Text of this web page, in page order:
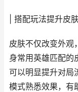
| 搭配玩法提升皮
皮肤不仅改变外观
身常用英雄匹配的
可以明显提升对局
模式熟悉效果，有